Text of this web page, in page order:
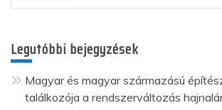
Legutóbbi bejegyzések
Magyar és magyar származású
találkozója a rendszerváltozás